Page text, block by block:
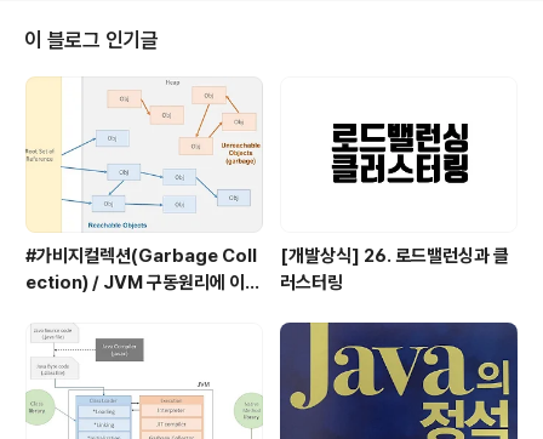
스의 상태를 확인하는 명령어 cd ~ = HOME 디렉토리로
이동하는 명령어 cp = 파일을 다른 이름으로 또는 다른 디
렉터리로 복사할 때 사용하는 명령어 change = 사용자에
대한 패스워드의 만료기간 및 시간 정보를 변경하는 명령
어 man = 사용법을 불러오는 명령어 find = 특..
이 블로그 인기글
#가비지컬렉션(Garbage Coll
ection) / JVM 구동원리에 이어
[개발상식] 26. 로드밸런싱과 클
러스터링